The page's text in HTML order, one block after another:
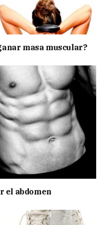
masa muscular?
el abdomen